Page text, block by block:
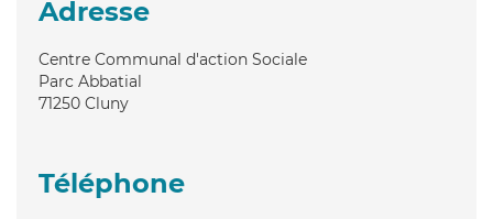
Adresse
Centre Communal d'action Sociale
Parc Abbatial
71250 Cluny
Téléphone